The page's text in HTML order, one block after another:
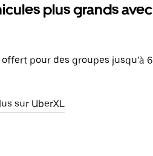
plus grands avec
offert pour des groupes jusqu’à 6
sur UberXL